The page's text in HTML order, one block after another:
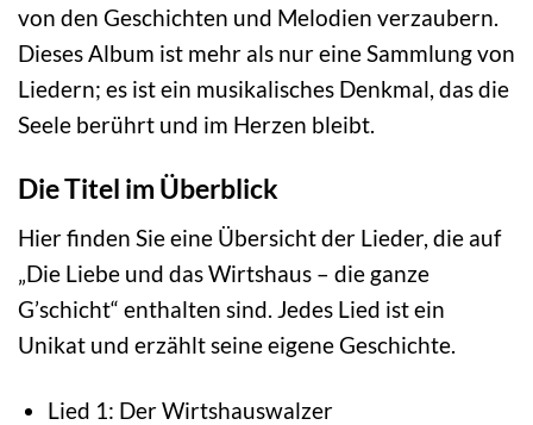
von den Geschichten und Melodien verzaubern.
Dieses Album ist mehr als nur eine Sammlung von
Liedern; es ist ein musikalisches Denkmal, das die
Seele berührt und im Herzen bleibt.
Die Titel im Überblick
Hier finden Sie eine Übersicht der Lieder, die auf
„Die Liebe und das Wirtshaus – die ganze
G’schicht“ enthalten sind. Jedes Lied ist ein
Unikat und erzählt seine eigene Geschichte.
Lied 1: Der Wirtshauswalzer